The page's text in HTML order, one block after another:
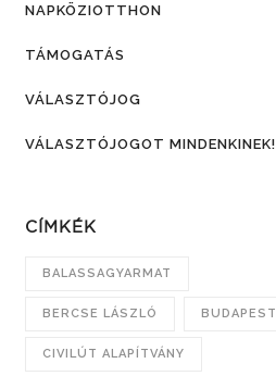
NAPKÖZIOTTHON
TÁMOGATÁS
VÁLASZTÓJOG
VÁLASZTÓJOGOT MINDENKINEK!
CÍMKÉK
BALASSAGYARMAT
BERCSE LÁSZLÓ BUDAPEST
CIVILÚT ALAPÍTVÁNY